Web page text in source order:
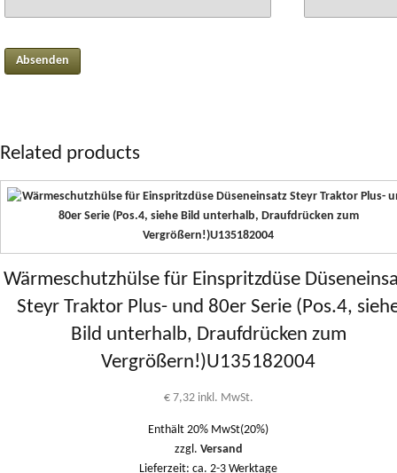
Related products
Wärmeschutzhülse für Einspritzdüse
Steyr Traktor Plus- und 80er Serie (Pos.4,
Bild unterhalb, Draufdrücken zum
Vergrößern!)U135182004
€7,32 inkl. MwSt.
Enthält 20% MwSt(20%)
zzgl. Versand
Lieferzeit: ca. 2-3 Werktage